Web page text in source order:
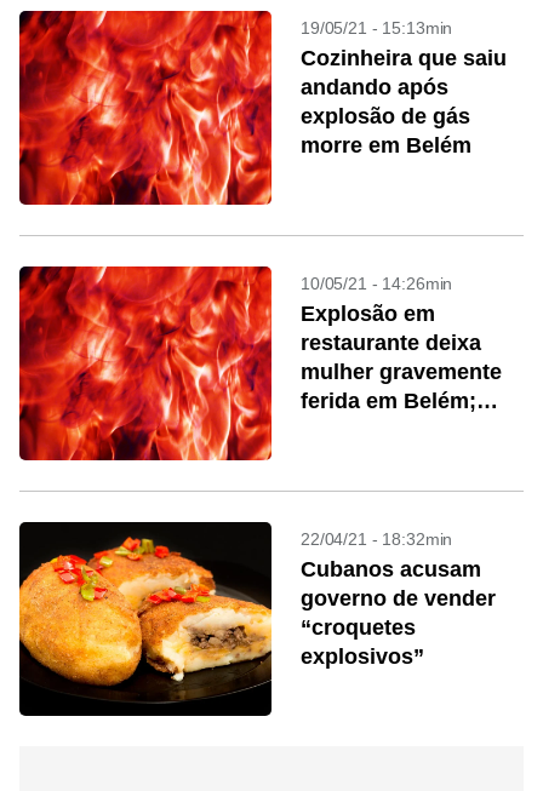
19/05/21 - 15:13min
Cozinheira que saiu
andando após
explosão de gás
morre em Belém
10/05/21 - 14:26min
Explosão em
restaurante deixa
mulher gravemente
ferida em Belém;
22/04/21 - 18:32min
Cubanos acusam
governo de vender
“croquetes
explosivos”